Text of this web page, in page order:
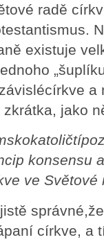
radě
existuje
a
zkrátka, jako
konsensu
ve Světové
církve, a